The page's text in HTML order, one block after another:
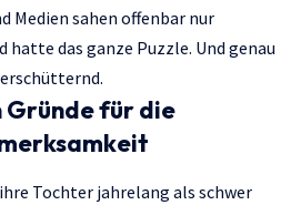
Medien sahen offenbar nur
hatte das ganze Puzzle. Und genau
für die
Tochter jahrelang als schwer